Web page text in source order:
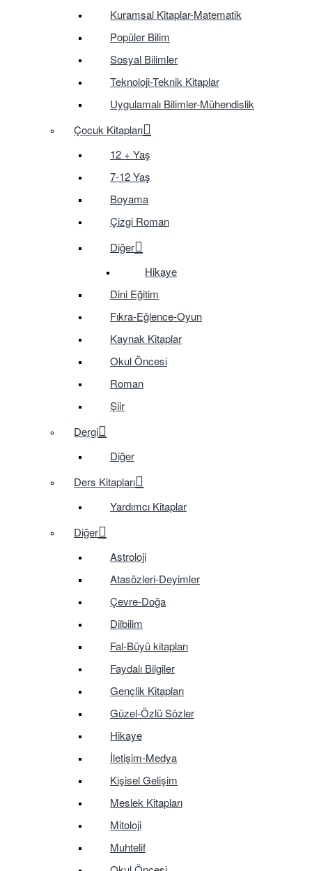
Kuramsal Kitaplar-Matematik
Popüler Bilim
Sosyal Bilimler
Teknoloji-Teknik Kitaplar
Uygulamalı Bilimler-Mühendislik
Çocuk Kitapları
12 + Yaş
7-12 Yaş
Boyama
Çizgi Roman
Diğer
Hikaye
Dini Eğitim
Fıkra-Eğlence-Oyun
Kaynak Kitaplar
Okul Öncesi
Roman
Şiir
Dergi
Diğer
Ders Kitapları
Yardımcı Kitaplar
Diğer
Astroloji
Atasözleri-Deyimler
Çevre-Doğa
Dilbilim
Fal-Büyü kitapları
Faydalı Bilgiler
Gençlik Kitapları
Güzel-Özlü Sözler
Hikaye
İletişim-Medya
Kişisel Gelişim
Meslek Kitapları
Mitoloji
Muhtelif